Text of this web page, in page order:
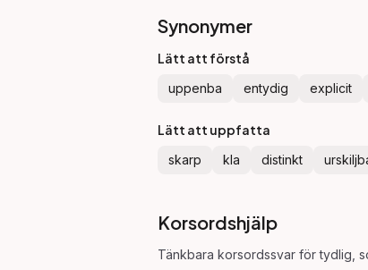
Synonymer
Lätt att förstå
uppenba entydig explicit
Lätt att uppfatta
skarp kla distinkt
Korsordshjälp
Tänkbara korsordssvar förtydlig ,